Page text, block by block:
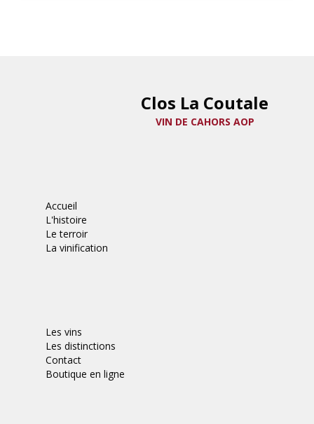
Clos La Coutale
VIN DE CAHORS AOP
Accueil
L'histoire
Le terroir
La vinification
Les vins
Les distinctions
Contact
​Boutique en ligne